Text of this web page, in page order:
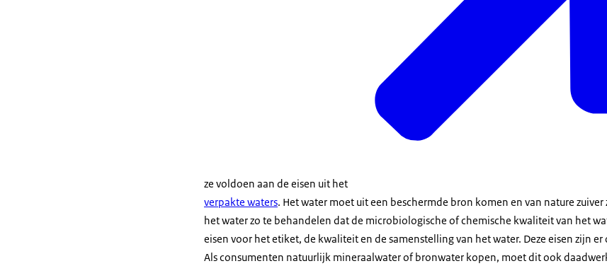
ze voldoen aan de eisen uit het
verpakte waters. Het water moet uit een beschermde bron komen en van nature
het water zo te behandelen dat de microbiologische of chemische kwaliteit van het
eisen voor het etiket, de kwaliteit en de samenstelling van het water. Deze eisen zijn
Als consumenten natuurlijk mineraalwater of bronwater kopen, moet dit ook